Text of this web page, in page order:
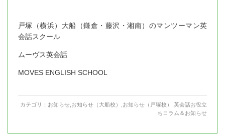
戸塚（横浜）大船（鎌倉・藤沢・湘南）のマンツーマン英
会話スクール
ムーヴス英会話
MOVES ENGLISH SCHOOL
カテゴリ： お知らせ お知らせ（大船校） お知らせ（戸塚校）
英会話お役立
ちコラム＆お知らせ